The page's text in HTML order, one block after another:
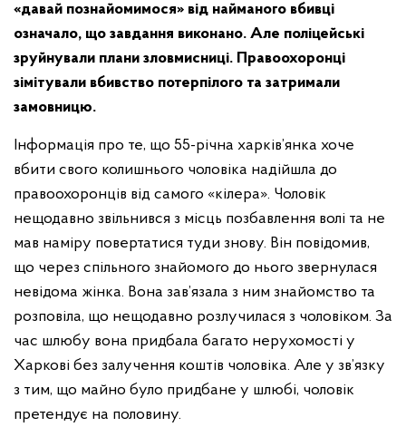
«давай познайомимося» від найманого вбивці
означало, що завдання виконано. Але поліцейські
зруйнували плани зловмисниці. Правоохоронці
зімітували вбивство потерпілого та затримали
замовницю.
Інформація про те, що 55-річна харків’янка хоче
вбити свого колишнього чоловіка надійшла до
правоохоронців від самого «кілера». Чоловік
нещодавно звільнився з місць позбавлення волі та не
мав наміру повертатися туди знову. Він повідомив,
що через спільного знайомого до нього звернулася
невідома жінка. Вона зав’язала з ним знайомство та
розповіла, що нещодавно розлучилася з чоловіком. За
час шлюбу вона придбала багато нерухомості у
Харкові без залучення коштів чоловіка. Але у зв’язку
з тим, що майно було придбане у шлюбі, чоловік
претендує на половину.